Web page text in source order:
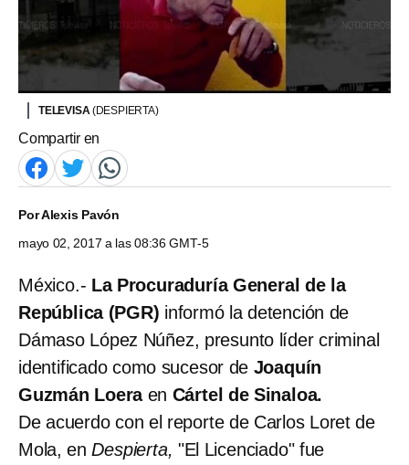
TELEVISA(DESPIERTA)
Compartir en
PorAlexis Pavón
mayo 02, 2017 a las 08:36 GMT-5
México.- La Procuraduría General de la
República (PGR) informó la detención de
Dámaso López Núñez, presunto líder criminal
identificado como sucesor de Joaquín
Guzmán Loeraen Cártel de Sinaloa.
De acuerdo con el reporte de Carlos Loret de
Mola, enDespierta, "El Licenciado" fue